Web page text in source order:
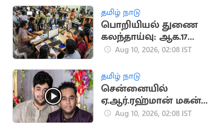
விஸ்வநாதன்
தமிழ் நாடு
பொறியியல் துணை
கலந்தாய்வு: ஆக.17
முதல் 31 வரை
விண்ணப்பிக்கலாம்
Aug 10, 2026, 02:08 IST
தமிழ் நாடு
சென்னையில்
ஏ.ஆர்.ரஹ்மான் மகன்
கார் விபத்தில்
Aug 10, 2026, 02:08 IST